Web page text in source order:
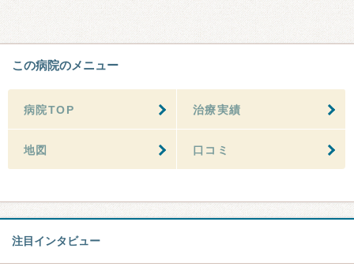
この病院のメニュー
病院TOP 治療実績
地図 口コミ
注目インタビュー